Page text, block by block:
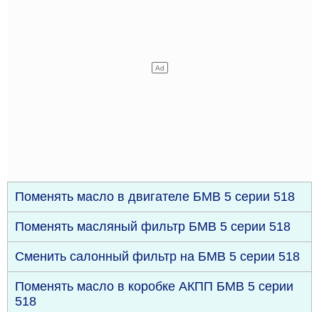
Поменять масло в двигателе БМВ 5 серии 518
Поменять масляный фильтр БМВ 5 серии 518
Сменить салонный фильтр на БМВ 5 серии 518
Поменять масло в коробке АКПП БМВ 5 серии
518